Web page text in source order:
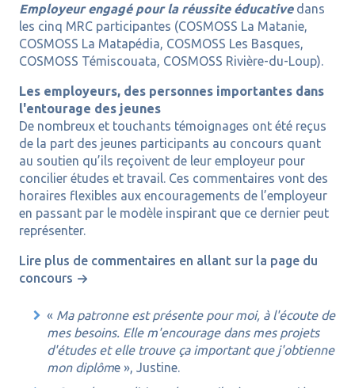
Employeur engagé pour la réussite éducative dans
les cinq MRC participantes (COSMOSS La Matanie,
COSMOSS La Matapédia, COSMOSS Les Basques,
COSMOSS Témiscouata, COSMOSS Rivière-du-Loup).
Les employeurs, des personnes importantes dans
l'entourage des jeunes
De nombreux et touchants témoignages ont été reçus
de la part des jeunes participants au concours quant
au soutien qu’ils reçoivent de leur employeur pour
concilier études et travail. Ces commentaires vont des
horaires flexibles aux encouragements de l’employeur
en passant par le modèle inspirant que ce dernier peut
représenter.
Lire plus de commentaires en allant sur la page du
concours
« Ma patronne est présente pour moi, à l'écoute de
mes besoins. Elle m'encourage dans mes projets
d'études et elle trouve ça important que j'obtienne
mon diplôme », Justine.